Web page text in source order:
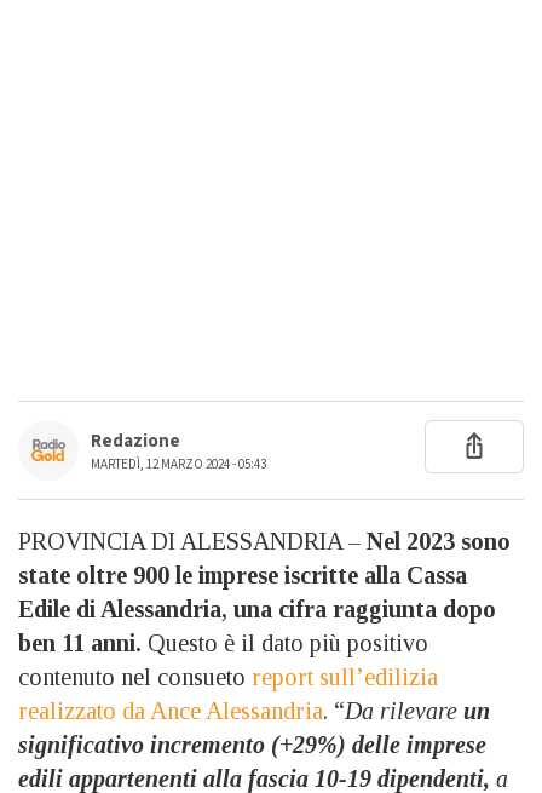
Redazione
MARTEDÌ, 12 MARZO 2024 - 05:43
PROVINCIA DI ALESSANDRIA – Nel 2023 sono
state oltre 900 le imprese iscritte alla Cassa
Edile di Alessandria, una cifra raggiunta dopo
ben 11 anni. Questo è il dato più positivo
contenuto nel consueto report sull’edilizia
realizzato da Ance Alessandria. “Da rilevare un
significativo incremento (+29%) delle imprese
edili appartenenti alla fascia 10-19 dipendenti, a